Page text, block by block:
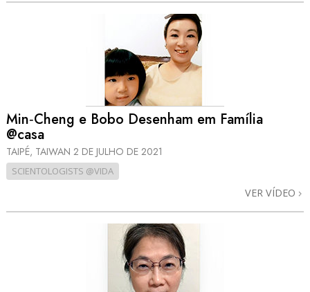
Min‑Cheng e Bobo Desenham em Família
@casa
TAIPÉ, TAIWAN 2 DE JULHO DE 2021
SCIENTOLOGISTS @VIDA
VER VÍDEO